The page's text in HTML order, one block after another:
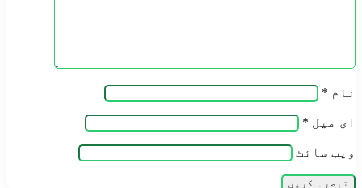
نام *
ای میل *
ویب‌ سائٹ